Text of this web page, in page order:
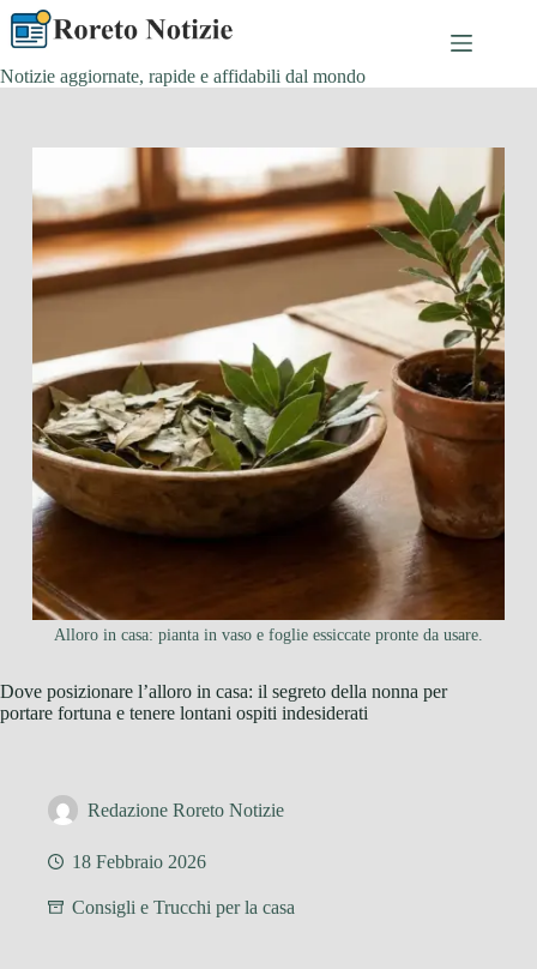
Salta
contenuto
Notizie aggiornate, rapide e affidabili dal mondo
Alloro in casa: pianta in vaso e foglie essiccate pronte da usare.
Dove posizionare l’alloro in casa: il segreto della nonna per
portare fortuna e tenere lontani ospiti indesiderati
Redazione Roreto Notizie
18 Febbraio 2026
Consigli e Trucchi per la casa